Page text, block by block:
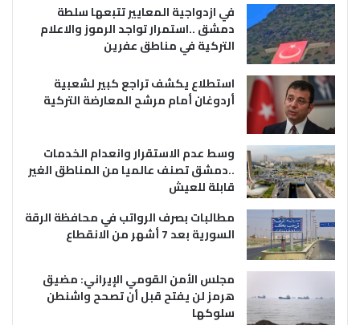
في ازدواجية المعايير تتبعها سلطة
دمشق ..استمرار تواجد الرموز والاعلام
التركية في مناطق عفرين
استطلاع يكشف تراجع كبير لشعبية
أردوغان أمام مرشح المعارضة التركية
وسط عدم الاستقرار وانعدام الخدمات
..دمشق تصنف عالميا من المناطق الغير
قابلة للعيش
مطالبات بصرف الرواتب في محافظة الرقة
السورية بعد 7 أشهر من الانقطاع
مجلس الأمن القومي الإيراني: مضيق
هرمز لن يفتح قبل أن تصحح واشنطن
سلوكها